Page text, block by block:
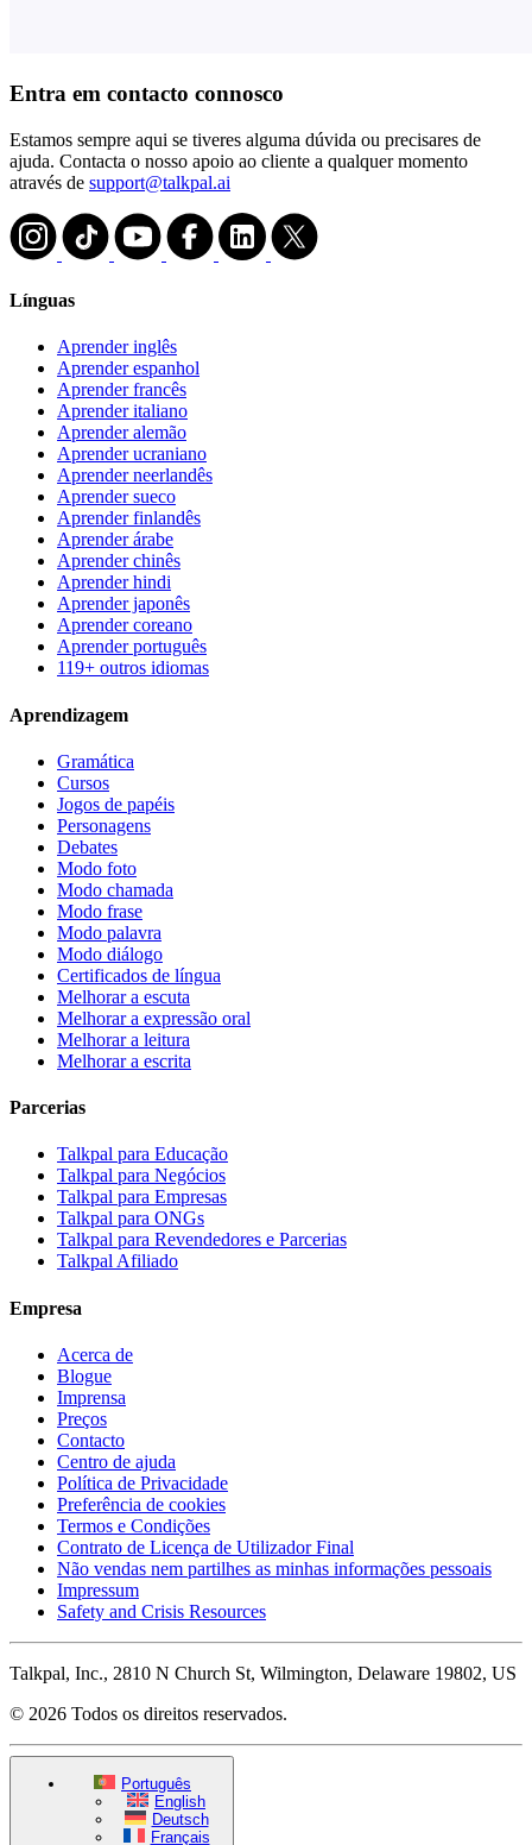
Entra em contacto connosco
Estamos sempre aqui se tiveres alguma dúvida ou precisares de
ajuda. Contacta o nosso apoio ao cliente a qualquer momento
através de support@talkpal.ai
Línguas
Aprender inglês
Aprender espanhol
Aprender francês
Aprender italiano
Aprender alemão
Aprender ucraniano
Aprender neerlandês
Aprender sueco
Aprender finlandês
Aprender árabe
Aprender chinês
Aprender hindi
Aprender japonês
Aprender coreano
Aprender português
119+ outros idiomas
Aprendizagem
Gramática
Cursos
Jogos de papéis
Personagens
Debates
Modo foto
Modo chamada
Modo frase
Modo palavra
Modo diálogo
Certificados de língua
Melhorar a escuta
Melhorar a expressão oral
Melhorar a leitura
Melhorar a escrita
Parcerias
Talkpal para Educação
Talkpal para Negócios
Talkpal para Empresas
Talkpal para ONGs
Talkpal para Revendedores e Parcerias
Talkpal Afiliado
Empresa
Acerca de
Blogue
Imprensa
Preços
Contacto
Centro de ajuda
Política de Privacidade
Preferência de cookies
Termos e Condições
Contrato de Licença de Utilizador Final
Não vendas nem partilhes as minhas informações pessoais
Impressum
Safety and Crisis Resources
Talkpal, Inc., 2810 N Church St, Wilmington, Delaware 19802, US
© 2026 Todos os direitos reservados.
Português
English
Deutsch
Français